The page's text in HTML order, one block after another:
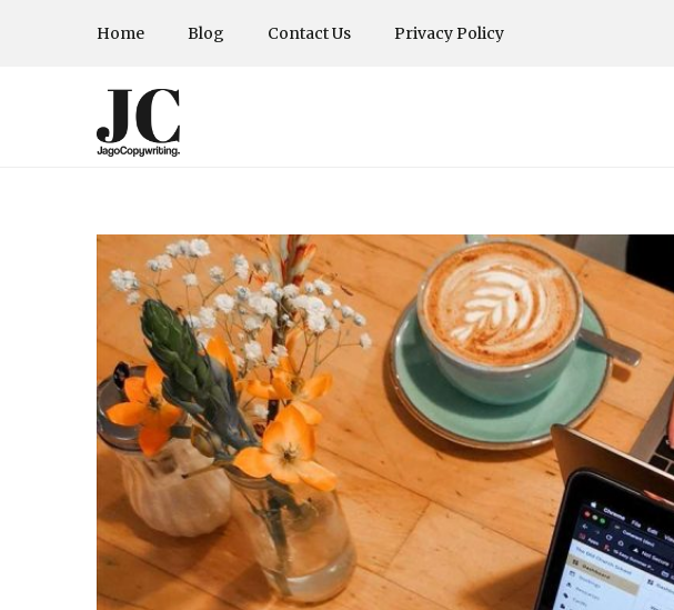
Home Blog Contact Us Privacy Policy